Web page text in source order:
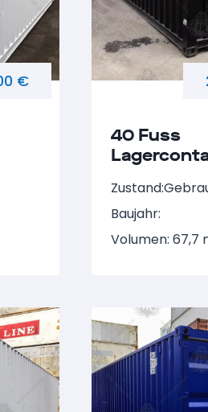
€
40 Fuss
Zustand:
Baujahr:
Volumen: 67,7